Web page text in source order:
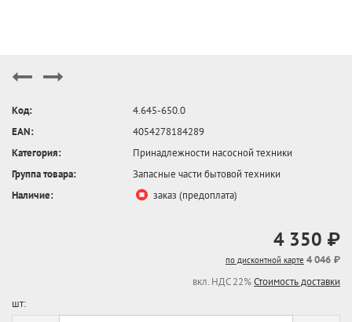
Код:
4.645-650.0
EAN:
4054278184289
Категория:
Принадлежности насосной техники
Группа товара:
Запасные части бытовой техники
Наличие:
заказ (предоплата)
4 350 ₽
по дисконтной карте 4 046 ₽
вкл. НДС 22%Стоимость доставки
шт: